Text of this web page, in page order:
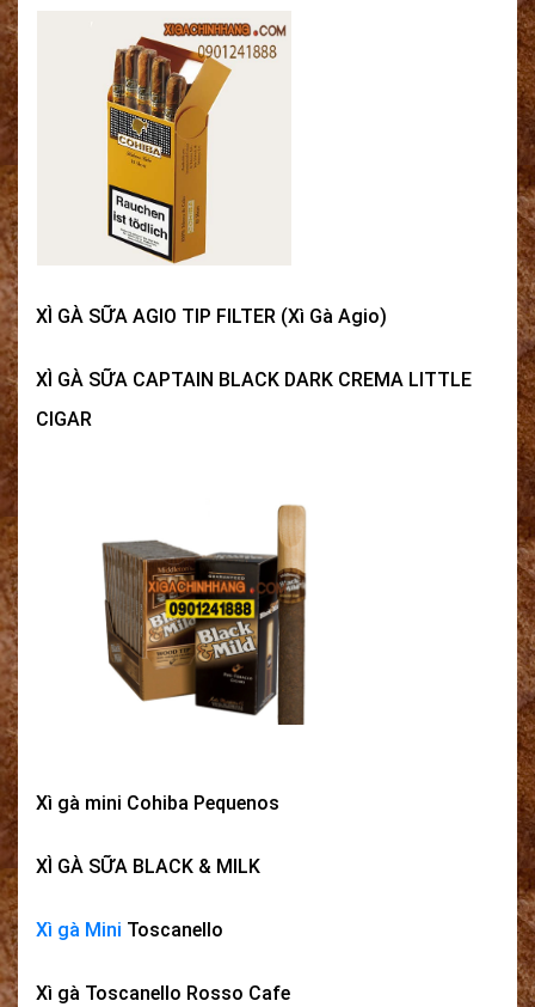
XÌ GÀ SỮA AGIO TIP FILTER (Xì Gà Agio)
XÌ GÀ SỮA CAPTAIN BLACK DARK CREMA LITTLE
CIGAR
Xì gà mini Cohiba Pequenos
XÌ GÀ SỮA BLACK & MILK
Xì gà Mini Toscanello
Xì gà Toscanello Rosso Cafe